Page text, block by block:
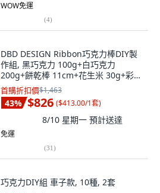
WOW免運
(4)
DBD DESIGN Ribbon巧克力棒DIY製
作組, 黑巧克力 100g+白巧克力
200g+餅乾棒 11cm+花生米 30g+彩虹
米 10g+擠花袋 5入+包裝紙絲 10g+烘
焙紙 2入+巧克力製作說明書+包裝盒
+提袋+裝飾貼紙 8入+包裝紙 10入, 2
首購折扣價$1,463
43% $826 ($413.00/1套)
8/10 星期一 預計送達
免運
(31)
巧克力DIY組 車子款, 10種, 2套